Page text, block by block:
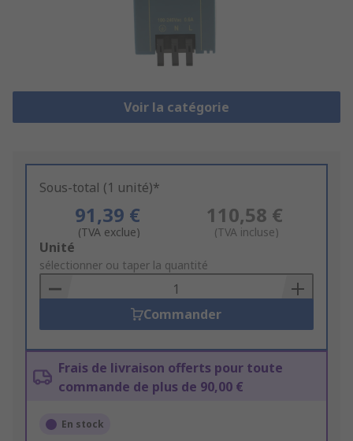
Voir la catégorie
Sous-total (1 unité)*
91,39 €
(TVA exclue)
110,58 €
(TVA incluse)
Add
to
Basket
Unité
sélectionner ou taper la quantité
Commander
Frais de livraison offerts pour toute
commande de plus de 90,00 €
En stock